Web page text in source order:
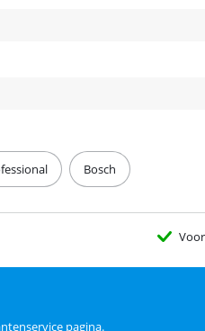
Bosch
Voor
pagina.